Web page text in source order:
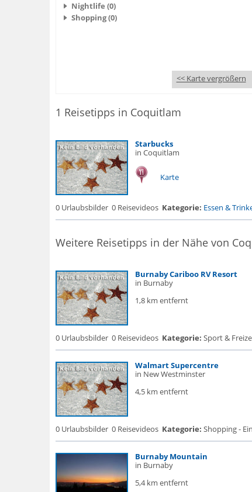
Nightlife (0)
Shopping (0)
<< Karte vergrößern
1 Reisetipps in Coquitlam
Starbucks
in Coquitlam
Karte
0 Urlaubsbilder 0 Reisevideos Kategorie: Essen &
Weitere Reisetipps in der Nähe von
Burnaby Cariboo RV Resort
in Burnaby
1,8 km entfernt
0 Urlaubsbilder 0 Reisevideos Kategorie: Sport &
Walmart Supercentre
in New Westminster
4,5 km entfernt
0 Urlaubsbilder 0 Reisevideos Kategorie: Shopping -
Burnaby Mountain
in Burnaby
5,4 km entfernt